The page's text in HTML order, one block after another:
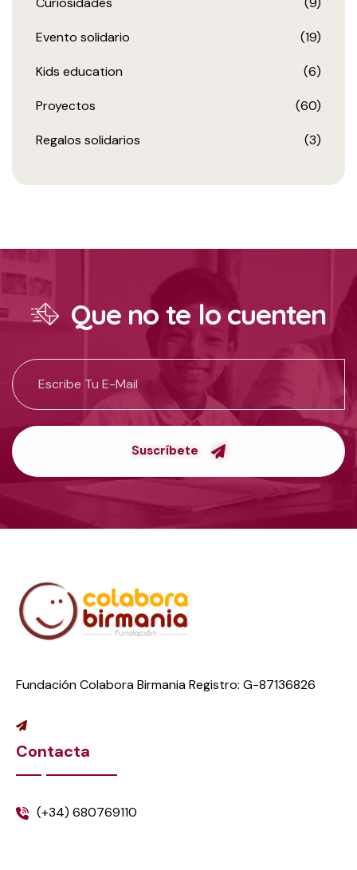
Evento solidario (19)
Kids education (6)
Proyectos (60)
Regalos solidarios (3)
Que no te lo cuenten
Suscríbete
Fundación Colabora Birmania Registro: G-87136826
Contacta
(+34) 680769110